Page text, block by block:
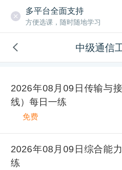
多平台全面支持
方便选课，随时随地学习
中级通信
2026年08月09日传输与
线）每日一练
免费
2026年08月09日综合能
练